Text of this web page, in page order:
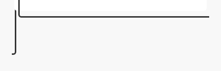
ans, cette extension introduit de nouvelles